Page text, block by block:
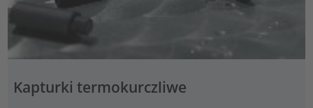
Kapturki termokurczliwe